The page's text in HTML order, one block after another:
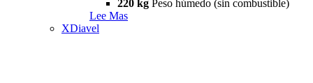
220 kg Peso húmedo (sin combustible)
Lee Mas
XDiavel